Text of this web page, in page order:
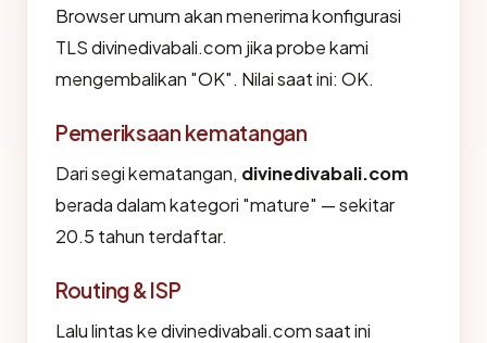
Browser umum akan menerima konfigurasi
TLS divinedivabali.com jika probe kami
mengembalikan "OK". Nilai saat ini: OK.
Pemeriksaan kematangan
Dari segi kematangan, divinedivabali.com
berada dalam kategori "mature" — sekitar
20.5 tahun terdaftar.
Routing & ISP
Lalu lintas ke divinedivabali.com saat ini